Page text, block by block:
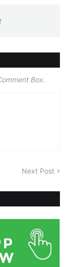
Box.
Next Post